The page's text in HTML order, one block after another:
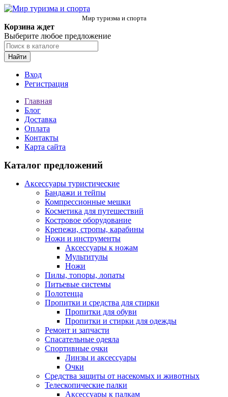
Мир туризма и спорта
Корзина ждет
Выберите любое предложение
Найти
Вход
Регистрация
Главная
Блог
Доставка
Оплата
Контакты
Карта сайта
Каталог предложений
Аксессуары туристические
Бандажи и тейпы
Компрессионные мешки
Косметика для путешествий
Костровое оборудование
Крепежи, стропы, карабины
Ножи и инструменты
Аксессуары к ножам
Мультитулы
Ножи
Пилы, топоры, лопаты
Питьевые системы
Полотенца
Пропитки и средства для стирки
Пропитки для обуви
Пропитки и стирки для одежды
Ремонт и запчасти
Спасательные одеяла
Спортивные очки
Линзы и аксессуары
Очки
Средства защиты от насекомых и животных
Телескопические палки
Аксессуары к палкам